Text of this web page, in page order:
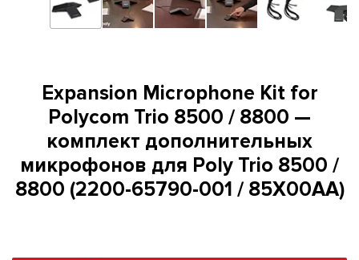
Expansion Microphone Kit for
Polycom Trio 8500 / 8800 —
комплект дополнительных
микрофонов для Poly Trio 8500 /
8800 (2200-65790-001 / 85X00AA)